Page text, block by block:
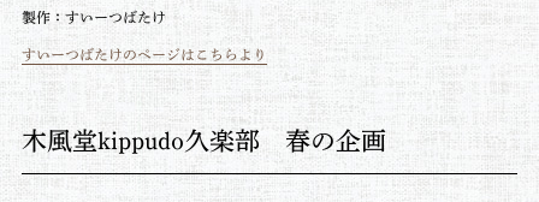
製作：すいーつばたけ
すいーつばたけのページはこちらより
木風堂kippudo久楽部 春の企画